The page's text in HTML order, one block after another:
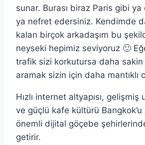
sunar. Burası biraz Paris gibi
ya nefret edersiniz. Kendimde
kalan birçok arkadaşım bu
neyseki hepimiz seviyoruz 🙂
trafik sizi korkutursa daha
aramak sizin için daha mantıklı
Hızlı internet altyapısı, gelişmiş
ve güçlü kafe kültürü Bangkok’u
önemli dijital göçebe
getirir.